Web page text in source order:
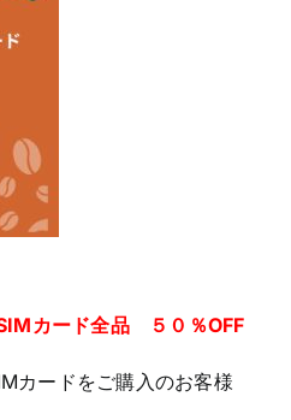
カード全品 ５０％OFF
カードをご購入のお客様